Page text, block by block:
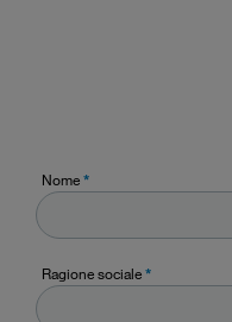
Nome*
Ragione sociale*